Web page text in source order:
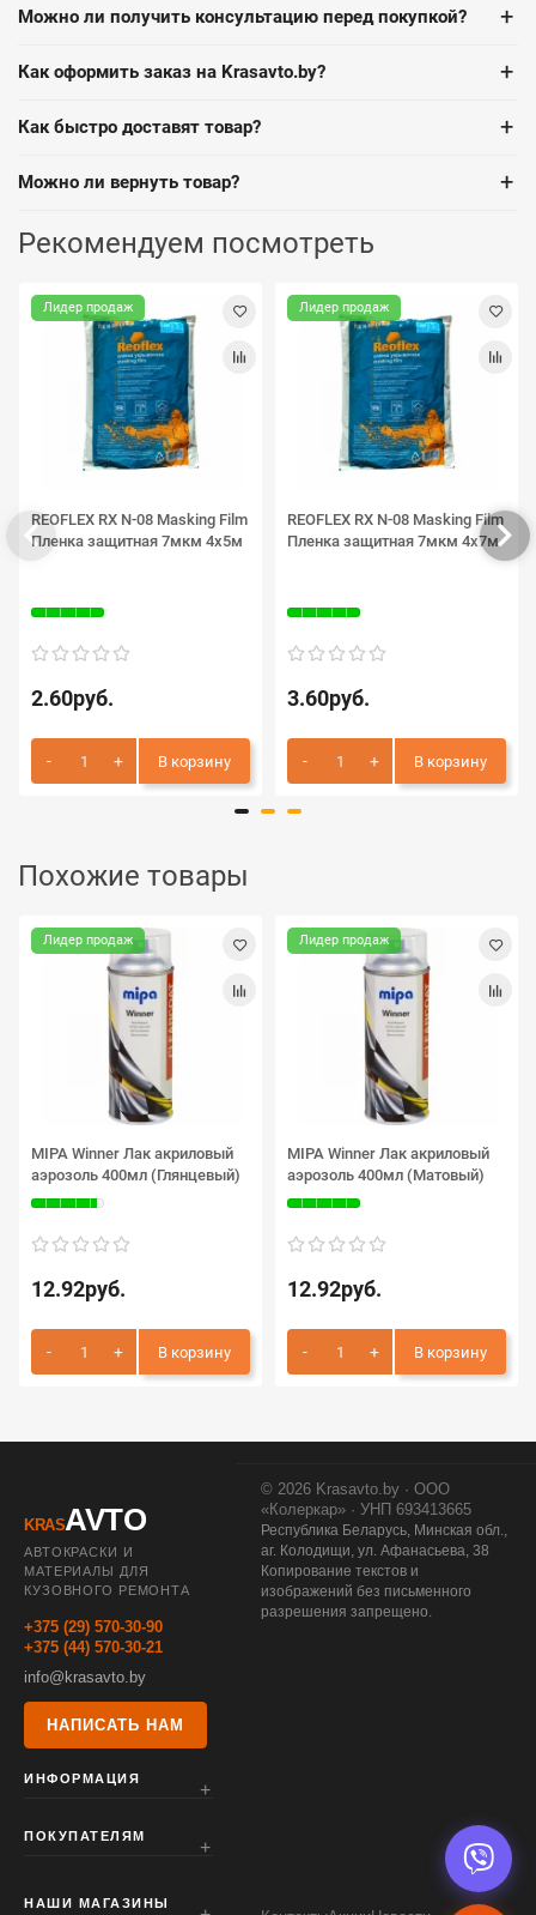
Можно ли получить консультацию перед покупкой? +
Как оформить заказ на Krasavto.by? +
Как быстро доставят товар? +
Можно ли вернуть товар? +
Рекомендуем посмотреть
Лидер продаж
REOFLEX RX N-08 Masking Film
Пленка защитная 7мкм 4х5м
2.60руб.
В корзину
Лидер продаж
REOFLEX RX N-08 Masking Film
Пленка защитная 7мкм 4х7м
3.60руб.
В корзину
Похожие товары
Лидер продаж
MIPA Winner Лак акриловый
аэрозоль 400мл (Глянцевый)
12.92руб.
В корзину
Лидер продаж
MIPA Winner Лак акриловый
аэрозоль 400мл (Матовый)
12.92руб.
В корзину
KRASAVTO
АВТОКРАСКИ И
МАТЕРИАЛЫ ДЛЯ
КУЗОВНОГО РЕМОНТА
+375 (29) 570-30-90
+375 (44) 570-30-21
info@krasavto.by
НАПИСАТЬ НАМ
ИНФОРМАЦИЯ
ПОКУПАТЕЛЯМ
НАШИ МАГАЗИНЫ
© 2026 Krasavto.by · ООО
«Колеркар» · УНП 693413665
Республика Беларусь, Минская обл.,
аг. Колодищи, ул. Афанасьева, 38
Копирование текстов и
изображений без письменного
разрешения запрещено.